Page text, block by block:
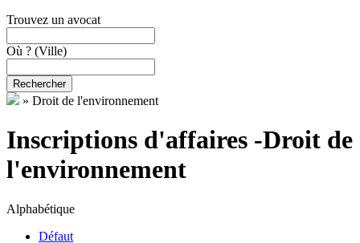
Trouvez un avocat
Où ? (Ville)
Rechercher
» Droit de l'environnement
Inscriptions d'affaires -Droit de
l'environnement
Alphabétique
Défaut